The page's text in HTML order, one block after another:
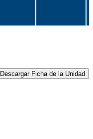
Descargar Ficha de la Unidad